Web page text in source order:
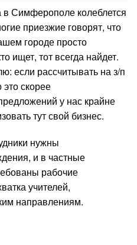
Симферополе колеблется
приезжие говорят, что
городе просто
ищет, тот всегда найдет.
если рассчитывать на з/п
скорее
у нас крайне
тут свой бизнес.
нужны
и в частные
рабочие
учителей,
направлениям.